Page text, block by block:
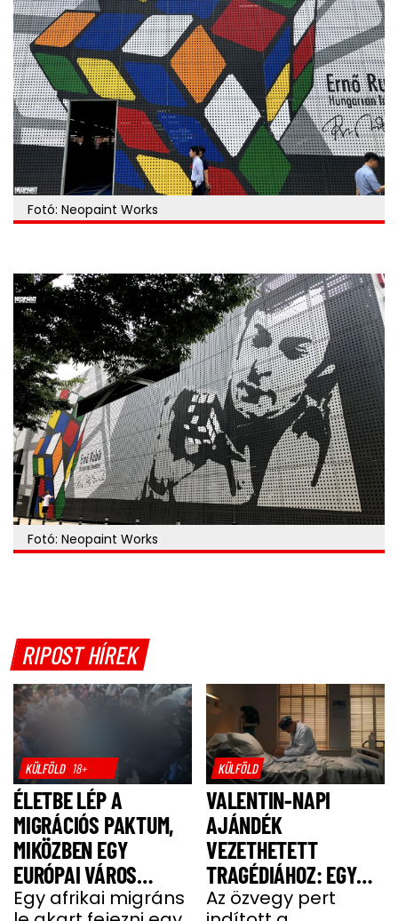
Fotó: Neopaint Works
Fotó: Neopaint Works
RIPOST HÍREK
KÜLFÖLD 18+
ÉLETBE LÉP A
MIGRÁCIÓS PAKTUM,
MIKÖZBEN EGY
EURÓPAI VÁROS
LÁNGOKBAN ÁLL A
Egy afrikai migráns
KÜLFÖLD
VALENTIN-NAPI
AJÁNDÉK
VEZETHETETT
TRAGÉDIÁHOZ: EGY
SAJT MIATT HALT MEG
Az özvegy pert